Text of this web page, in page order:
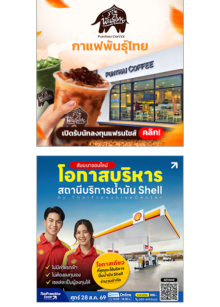
ปรึกษา
แฟ
ไชส์,
รวม
ไชส์
ขาย
แฟ